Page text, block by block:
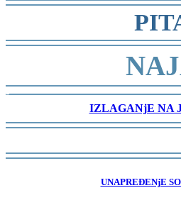
-
-
-
IZLAGANjE NA
-
-
UNAPREĐENjE